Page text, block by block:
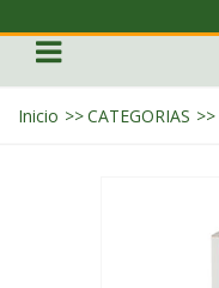
Inicio >>CATEGORIAS >>